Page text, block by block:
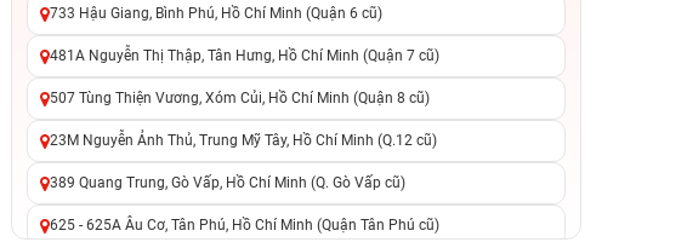
chuyển đổi, 0 gọi người thân
chuyển đổi, 0 gọi người thân
733 Hậu Giang, Bình Phú, Hồ Chí Minh (Quận 6 cũ)
481A Nguyễn Thị Thập, Tân Hưng, Hồ Chí Minh (Quận 7 cũ)
507 Tùng Thiện Vương, Xóm Củi, Hồ Chí Minh (Quận 8 cũ)
23M Nguyễn Ảnh Thủ, Trung Mỹ Tây, Hồ Chí Minh (Q.12 cũ)
389 Quang Trung, Gò Vấp, Hồ Chí Minh (Q. Gò Vấp cũ)
625 - 625A Âu Cơ, Tân Phú, Hồ Chí Minh (Quận Tân Phú cũ)